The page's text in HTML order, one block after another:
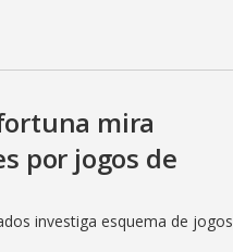
mira
por jogos de
investiga esquema de jogos